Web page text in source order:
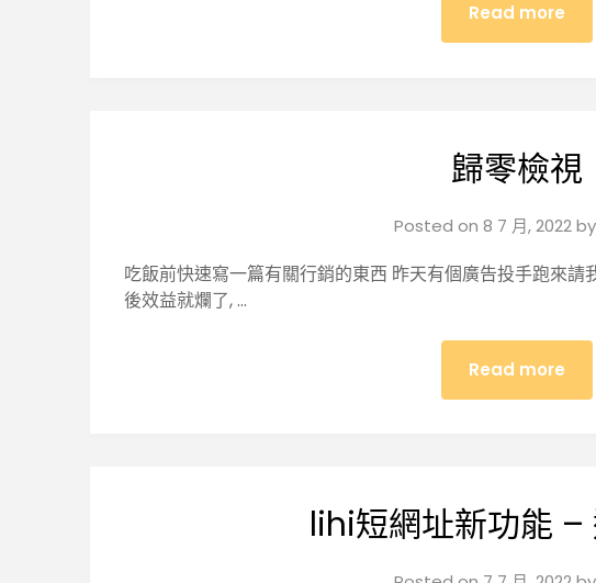
Read more
歸零檢視
Posted on8 7 月, 2022by
吃飯前快速寫一篇有關行銷的東西 昨天有個廣告投手跑來請
後效益就爛了, …
Read more
lihi短網址新功能 –